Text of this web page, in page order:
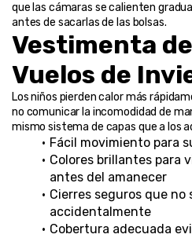
que las cámaras se calienten
antes de sacarlas de las bolsas.
Vestimenta
Vuelos de
Los niños pierden calor más
no comunicar la incomodidad de
mismo sistema de capas que a los
Fácil movimiento para
Colores brillantes para
antes del amanecer
Cierres seguros que no
accidentalmente
Cobertura adecuada